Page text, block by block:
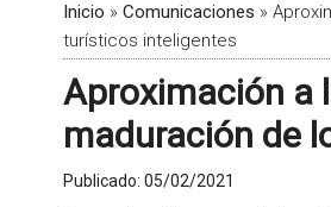
Inicio » Comunicaciones »
turísticos inteligentes
Aproximación a
maduración de
Publicado: 05/02/2021